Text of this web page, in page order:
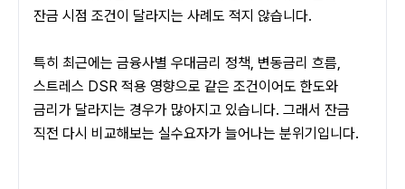
잔금 시점 조건이 달라지는 사례도 적지 않습니다.
특히 최근에는 금융사별 우대금리 정책, 변동금리 흐름,
스트레스 DSR 적용 영향으로 같은 조건이어도 한도와
금리가 달라지는 경우가 많아지고 있습니다. 그래서 잔금
직전 다시 비교해보는 실수요자가 늘어나는 분위기입니다.